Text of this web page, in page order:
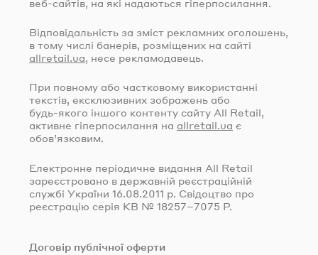
веб-сайтів, на які надаються гіперпосилання.
Відповідальність за зміст рекламних оголошень,
в тому числі банерів, розміщених на сайті
allretail.ua, несе рекламодавець.
При повному або частковому використанні
текстів, ексклюзивних зображень або
будь-якого іншого контенту сайту All Retail,
активне гіперпосилання на allretail.ua є
обов’язковим.
Електронне періодичне видання All Retail
зареєстровано в державній реєстраційній
службі України 16.08.2011 р. Свідоцтво про
реєстрацію серія КВ № 18257–7075 Р.
Договір публічної оферти